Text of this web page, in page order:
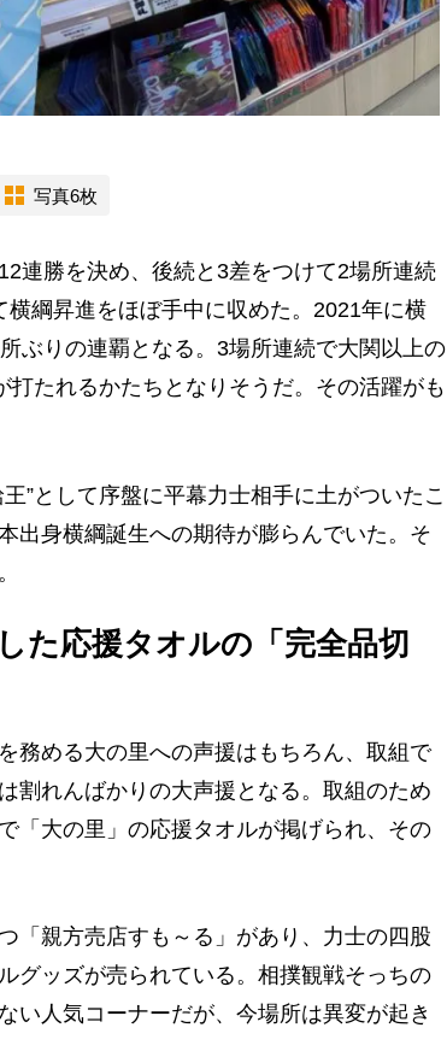
写真6枚
連勝を決め、後続と3差をつけて2場所連続
綱昇進をほぼ手中に収めた。2021年に横
ぶりの連覇となる。3場所連続で大関以上の
打たれるかたちとなりそうだ。その活躍がも
”として序盤に平幕力士相手に土がついたこ
出身横綱誕生への期待が膨らんでいた。そ
た応援タオルの「完全品切
務める大の里への声援はもちろん、取組で
割れんばかりの大声援となる。取組のため
「大の里」の応援タオルが掲げられ、その
「親方売店すも～る」があり、力士の四股
グッズが売られている。相撲観戦そっちの
い人気コーナーだが、今場所は異変が起き